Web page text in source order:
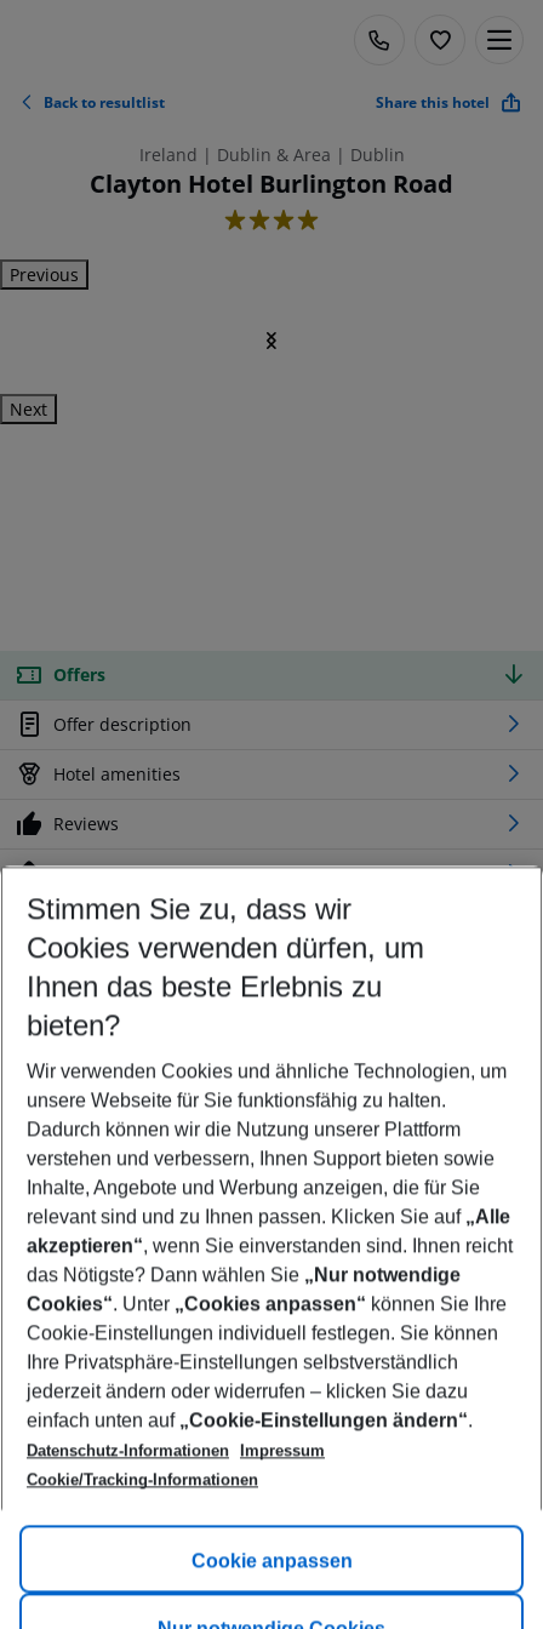
Back to resultlist Share this hotel
Ireland | Dublin & Area | Dublin
Clayton Hotel Burlington Road
4
Previous
Next
Offers
Offer description
Hotel amenities
Reviews
Location
Customize your offer
Find the perfect deal which suits your best
Your departure airport
Any airport
Select your date range
11/08/26–09/08/27 5-8 nights
Who will travel
2 adults No children
Show more filter
Footer
Footer navigation
Title A
Link A
Stimmen Sie zu, dass wir
Cookies verwenden dürfen, um
Ihnen das beste Erlebnis zu
bieten?
Wir verwenden Cookies und ähnliche Technologien, um
unsere Webseite für Sie funktionsfähig zu halten.
Dadurch können wir die Nutzung unserer Plattform
verstehen und verbessern, Ihnen Support bieten sowie
Inhalte, Angebote und Werbung anzeigen, die für Sie
relevant sind und zu Ihnen passen. Klicken Sie auf „Alle
akzeptieren“, wenn Sie einverstanden sind. Ihnen reicht
das Nötigste? Dann wählen Sie „Nur notwendige
Cookies“. Unter „Cookies anpassen“ können Sie Ihre
Cookie-Einstellungen individuell festlegen. Sie können
Ihre Privatsphäre-Einstellungen selbstverständlich
jederzeit ändern oder widerrufen – klicken Sie dazu
einfach unten auf „Cookie-Einstellungen ändern“.
Datenschutz-Informationen
Impressum
Cookie/Tracking-Informationen
Cookie anpassen